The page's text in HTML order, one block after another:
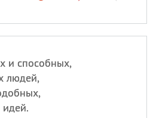
и способных,
людей,